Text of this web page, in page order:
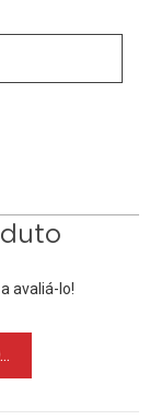
avaliá-lo!